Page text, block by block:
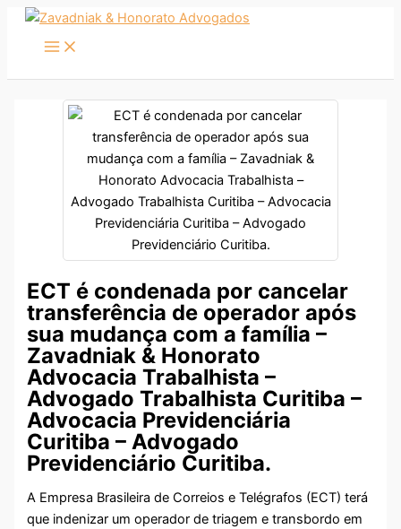
conteúdo
ECT é condenada por cancelar
transferência de operador após
sua mudança com a família –
Zavadniak & Honorato
Advocacia Trabalhista –
Advogado Trabalhista Curitiba –
Advocacia Previdenciária
Curitiba – Advogado
Previdenciário Curitiba.
A Empresa Brasileira de Correios e Telégrafos (ECT) terá
que indenizar um operador de triagem e transbordo em